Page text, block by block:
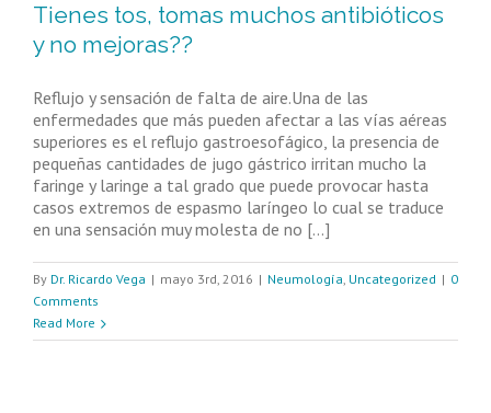
Tienes tos, tomas muchos antibióticos
y no mejoras??
Reflujo y sensación de falta de aire.Una de las
enfermedades que más pueden afectar a las vías aéreas
superiores es el reflujo gastroesofágico, la presencia de
pequeñas cantidades de jugo gástrico irritan mucho la
faringe y laringe a tal grado que puede provocar hasta
casos extremos de espasmo laríngeo lo cual se traduce
en una sensación muy molesta de no [...]
By Dr. Ricardo Vega | mayo 3rd, 2016 | Neumología, Uncategorized | 0
Comments
Read More